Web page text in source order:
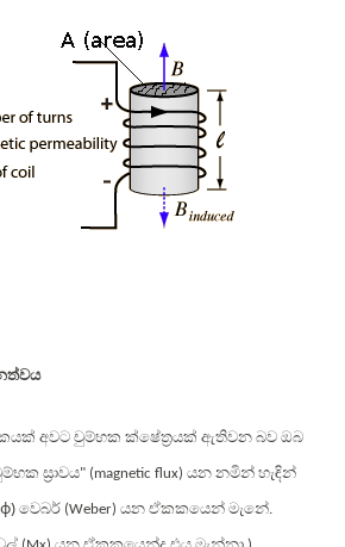
අවට චුම්භක ක්ෂේත්‍රයක් ඇතිවන බව ඔබ
ස්‍රාවය" (magnetic flux) යන නමින් හැඳින්
ϕ) වෙබර් (Weber) යන ඒකකයෙන් මැනේ.